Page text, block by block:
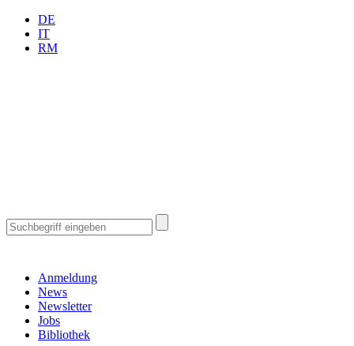
DE
IT
RM
Anmeldung
News
Newsletter
Jobs
Bibliothek